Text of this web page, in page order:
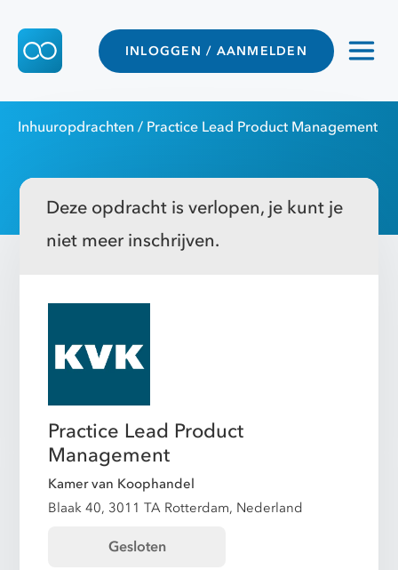
INLOGGEN / AANMELDEN
Inhuuropdrachten / Practice Lead Product Management
Deze opdracht is verlopen, je kunt je
niet meer inschrijven.
Practice Lead Product
Management
Kamer van Koophandel
Blaak 40, 3011 TA Rotterdam, Nederland
Gesloten